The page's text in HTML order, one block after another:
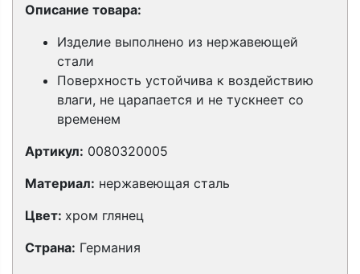
Описание товара:
Изделие выполнено из нержавеющей
стали
Поверхность устойчива к воздействию
влаги, не царапается и не тускнеет со
временем
Артикул: 0080320005
Материал: нержавеющая сталь
Цвет: хром глянец
Страна: Германия